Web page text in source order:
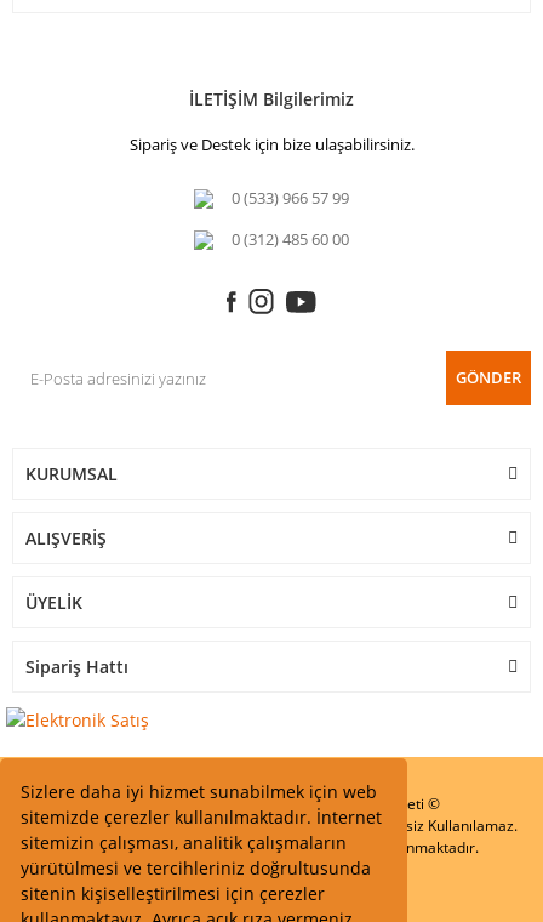
Sizlere daha iyi hizmet sunabilmek için web
sitemizde çerezler kullanılmaktadır. İnternet
sitemizin çalışması, analitik çalışmaların
yürütülmesi ve tercihleriniz doğrultusunda
sitenin kişiselleştirilmesi için çerezler
İLETİŞİM Bilgilerimiz
Sipariş ve Destek için bize ulaşabilirsiniz.
0 (533) 966 57 99
0 (312) 485 60 00
GÖNDER
KURUMSAL
ALIŞVERİŞ
ÜYELİK
Sipariş Hattı
Start Elektronik Sanayi ve Ticaret Limited Şirketi ©
Resimler Yazılar ve İçeriklerin Tüm hakları saklıdır ve İzinsiz Kullanılamaz.
Kredi kartı bilgileriniz 256bit SSL Sertifikası ile Korunmaktadır.